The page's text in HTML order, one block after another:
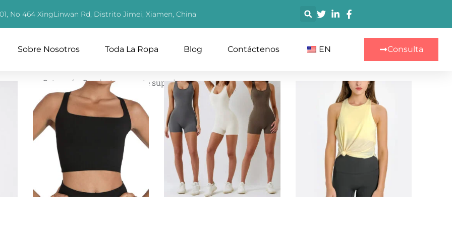
No 464 XingLinwan Rd, Distrito Jimei, Xiamen, China 搜
索
Sobre Nosotros Toda La Ropa Blog Contáctenos EN Consulta
Categoría: Camisetas y parte superior